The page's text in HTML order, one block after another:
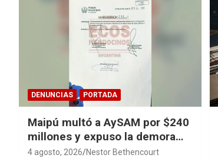
DENUNCIAS PORTADA
Maipú multó a AySAM por $240
millones y expuso la demora
cloacal en Guaymallén
4 agosto, 2026 Nestor Bethencourt